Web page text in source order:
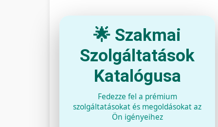
🌟 Szakmai
Szolgáltatások
Katalógusa
Fedezze fel a prémium
szolgáltatásokat és megoldásokat az
Ön igényeihez